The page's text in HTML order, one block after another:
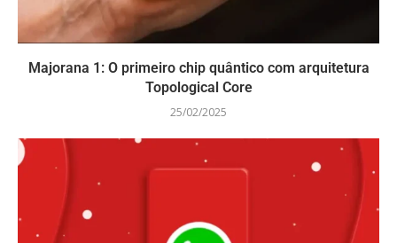
Majorana 1: O primeiro chip quântico com arquitetura
Topological Core
25/02/2025